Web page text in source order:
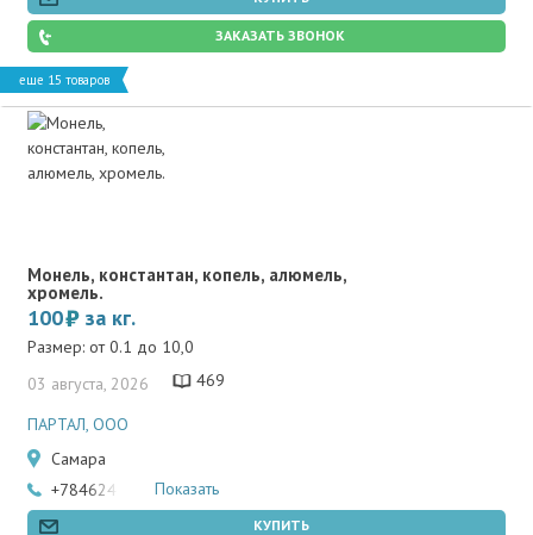
еще 15 товаров
ЗАКАЗАТЬ ЗВОНОК
Монель, константан, копель, алюмель,
хромель.
100 за кг.
Размер: от 0.1 до 10,0
03 августа, 2026
469
ПАРТАЛ, ООО
Самара
+78462466502Показать
КУПИТЬ